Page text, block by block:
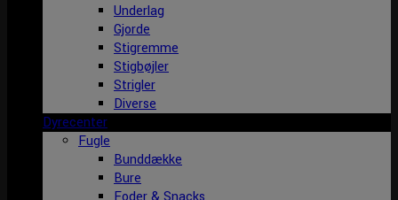
Underlag
Gjorde
Stigremme
Stigbøjler
Strigler
Diverse
Dyrecenter
Fugle
Bunddække
Bure